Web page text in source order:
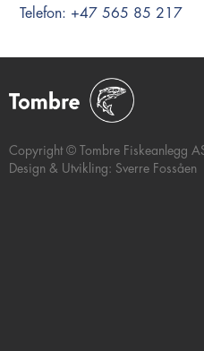
Telefon: +47 565 85 217
Copyright © Tombre Fiskeanlegg
Design & Utvikling: Sverre Fossåen